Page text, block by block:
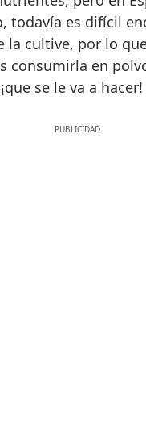
todavía es difícil
la cultive, por lo
consumirla en
se le va a hacer!